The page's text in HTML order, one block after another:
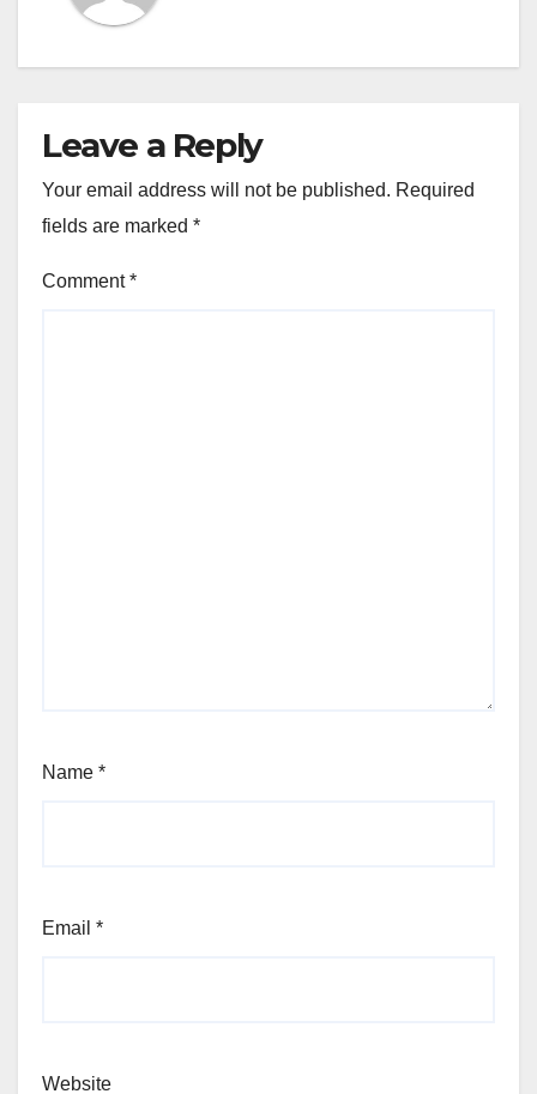
Leave a Reply
Your email address will not be published. Required
fields are marked *
Comment*
Name *
Email *
Website